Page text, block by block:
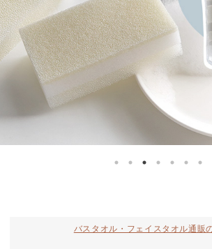
バスタオル・フェイスタオル通販